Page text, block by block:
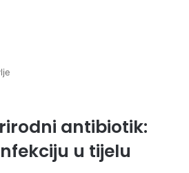
antibiotik:
u tijelu